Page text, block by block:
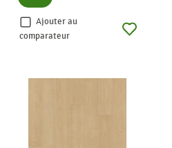
Ajouter au
comparateur